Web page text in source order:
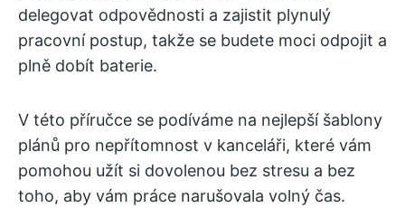
delegovat odpovědnosti a zajistit plynulý
pracovní postup, takže se budete moci odpojit a
plně dobít baterie.
V této příručce se podíváme na nejlepší šablony
plánů pro nepřítomnost v kanceláři, které vám
pomohou užít si dovolenou bez stresu a bez
toho, aby vám práce narušovala volný čas.